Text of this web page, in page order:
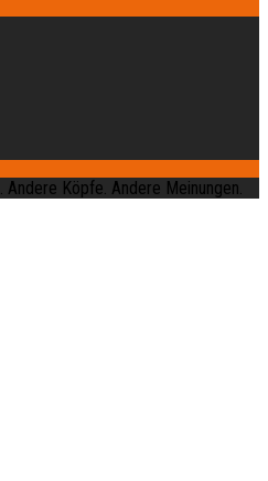
Köpfe. Andere Meinungen.